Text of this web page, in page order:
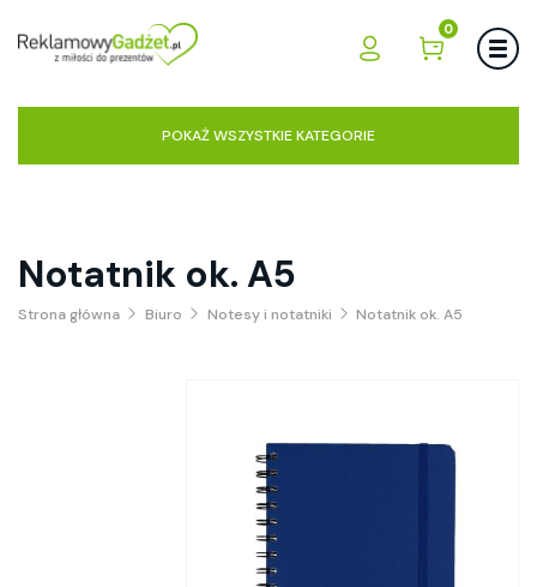
0
POKAŻ WSZYSTKIE KATEGORIE
Notatnik ok. A5
Strona główna Biuro Notesy i notatniki Notatnik ok. A5